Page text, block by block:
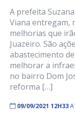
A prefeita
Viana entregam,
melhorias que
Juazeiro. São
abastecimento
melhorar a
no bairro Dom
reforma […]
09/09/2021 12H33